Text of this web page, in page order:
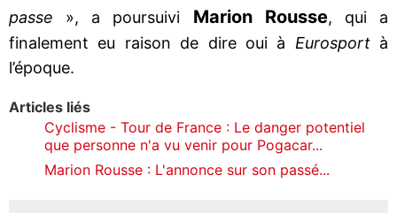
passe », a poursuivi Marion Rousse, qui a
finalement eu raison de dire oui à Eurosportà
l’époque.
Articles liés
Cyclisme - Tour de France : Le danger potentiel
que personne n'a vu venir pour Pogacar...
Marion Rousse : L'annonce sur son passé...